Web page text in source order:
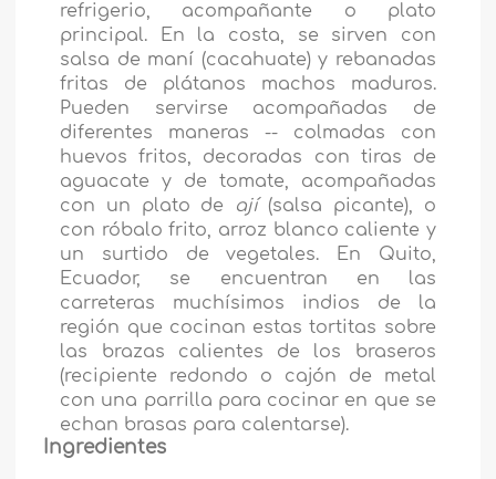
refrigerio, acompañante o plato
principal. En la costa, se sirven con
salsa de maní (cacahuate) y rebanadas
fritas de plátanos machos maduros.
Pueden servirse acompañadas de
diferentes maneras -- colmadas con
huevos fritos, decoradas con tiras de
aguacate y de tomate, acompañadas
con un plato de
ají(salsa picante), o
con róbalo frito, arroz blanco caliente y
un surtido de vegetales. En Quito,
Ecuador, se encuentran en las
carreteras muchísimos indios de la
región que cocinan estas tortitas sobre
las brazas calientes de los braseros
(recipiente redondo o cajón de metal
con una parrilla para cocinar en que se
echan brasas para calentarse).
Ingredientes